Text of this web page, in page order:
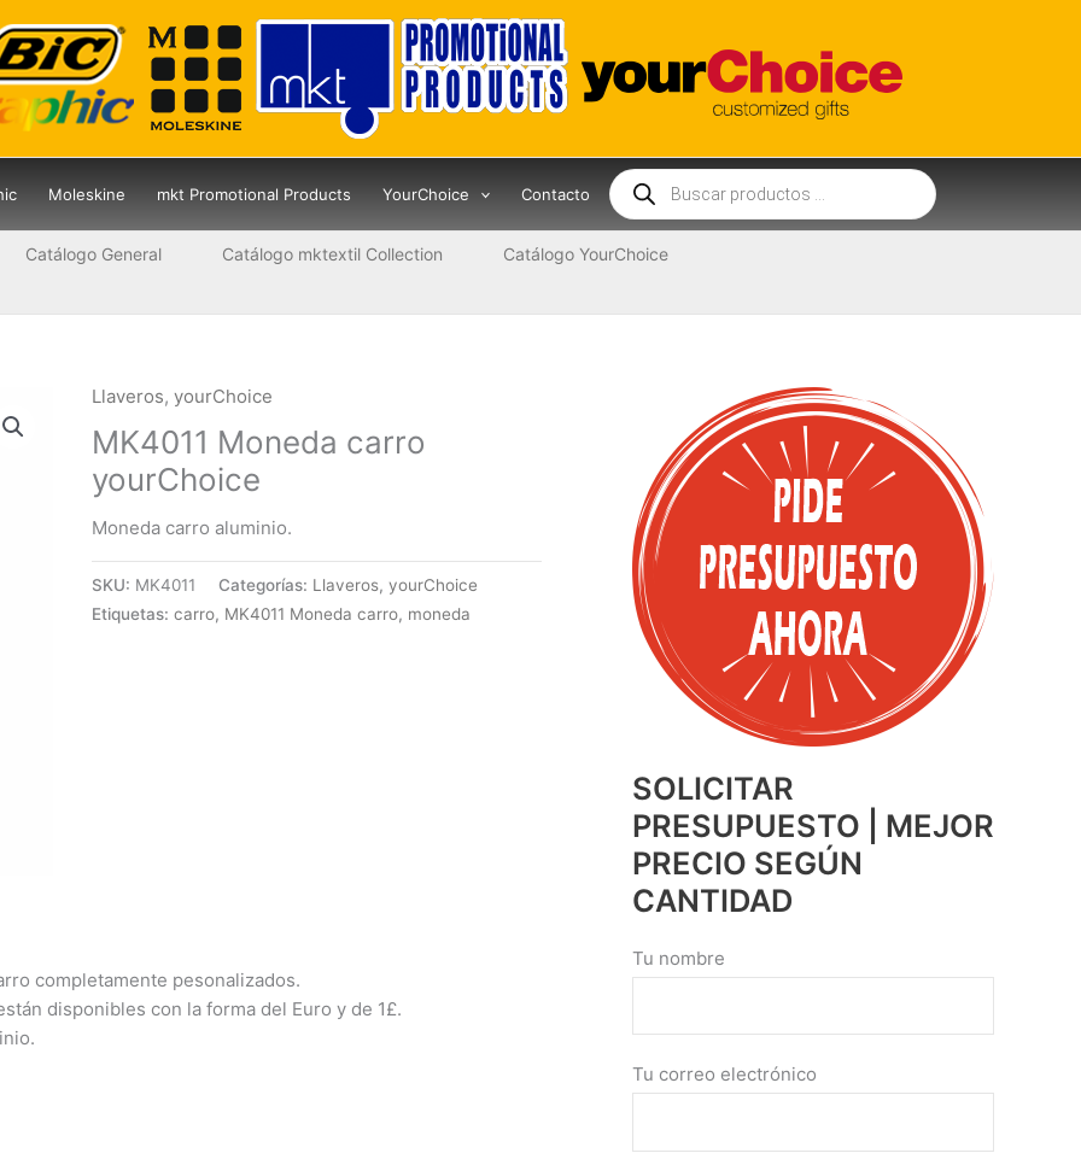
Moleskine mkt Promotional Products YourChoice Contacto
Búsqueda
de
productos
Catálogo General Catálogo mktextil Collection
Catálogo YourChoice
Llaveros,yourChoice
MK4011 Moneda carro
yourChoice
Moneda carro aluminio.
SKU: MK4011 Categorías: Llaveros,yourChoice
Etiquetas:carro, MK4011 Moneda carro, moneda
completamente pesonalizados.
disponibles con la forma del Euro y de 1£.
SOLICITAR
PRESUPUESTO | MEJOR
PRECIO SEGÚN
CANTIDAD
Tu nombre
Tu correo electrónico